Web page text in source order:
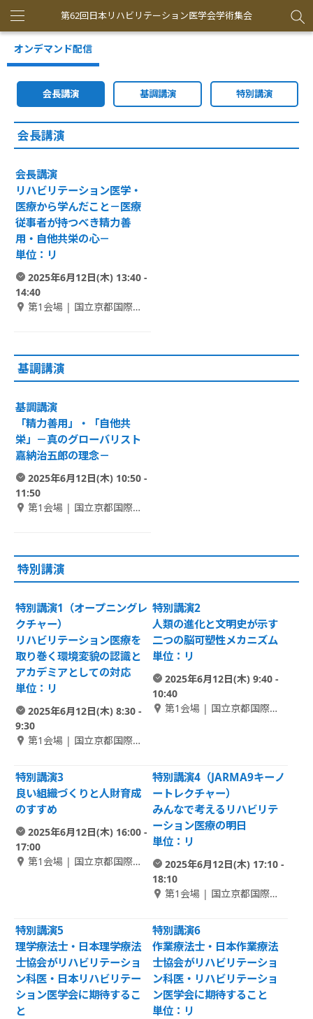
Toggle
navigation
第62回日本リハビリテーション医学会学術集会
オンデマンド配信
会長講演 基調講演 特別講演
会長講演
会長講演
リハビリテーション医学・
医療から学んだこと－医療
従事者が持つべき精力善
用・自他共栄の心－
単位：リ
2025年6月12日(木) 13:40 -
14:40
第1会場 | 国立京都国際会
基調講演
基調講演
「精力善用」・「自他共
栄」－真のグローバリスト
嘉納治五郎の理念－
2025年6月12日(木) 10:50 -
11:50
第1会場 | 国立京都国際会
特別講演
特別講演1（オープニングレ
クチャー）
リハビリテーション医療を
取り巻く環境変貌の認識と
アカデミアとしての対応
単位：リ
2025年6月12日(木) 8:30 -
9:30
第1会場 | 国立京都国際会
特別講演2
人類の進化と文明史が示す
二つの脳可塑性メカニズム
単位：リ
2025年6月12日(木) 9:40 -
10:40
第1会場 | 国立京都国際会
特別講演3
良い組織づくりと人財育成
のすすめ
2025年6月12日(木) 16:00 -
17:00
第1会場 | 国立京都国際会
特別講演4（JARMA9キーノ
ートレクチャー）
みんなで考えるリハビリテ
ーション医療の明日
単位：リ
2025年6月12日(木) 17:10 -
18:10
第1会場 | 国立京都国際会
特別講演5
理学療法士・日本理学療法
士協会がリハビリテーショ
ン科医・日本リハビリテー
ション医学会に期待するこ
と
特別講演6
作業療法士・日本作業療法
士協会がリハビリテーショ
ン科医・リハビリテーショ
ン医学会に期待すること
単位：リ